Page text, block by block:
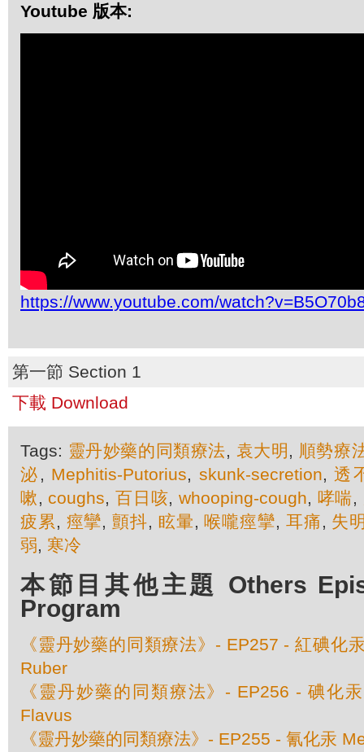
Youtube 版本:
https://www.youtube.com/
第一節 Section 1
下載 Download
Tags: 靈丹妙藥的同類療法, 袁大明 , 順勢療
泌 , Mephitis-Putorius, skunk-secretion, 透
嗽, coughs,百日咳, whooping-cough, 哮喘,
疲累 , 痙攣,顫抖, 眩暈, 喉嚨痙攣, 耳痛, 失
弱, 寒冷
本節目其他主題 Others
Program
《靈丹妙藥的同類療法》- EP257 - 紅碘化
Ruber
《靈丹妙藥的同類療法》- EP256 - 碘化
Flavus
《靈丹妙藥的同類療法》- EP255 - 氰化汞